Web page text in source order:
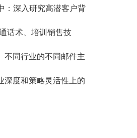
：深入研究高潜客户背
话术、培训销售技
同行业的不同邮件主
深度和策略灵活性上的